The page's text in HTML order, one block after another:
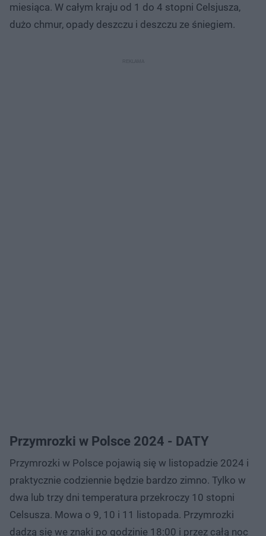
miesiąca. W całym kraju od 1 do 4 stopni Celsjusza,
dużo chmur, opady deszczu i deszczu ze śniegiem.
Przymrozki w Polsce 2024 - DATY
Przymrozki w Polsce pojawią się w listopadzie 2024 i
praktycznie codziennie będzie bardzo zimno. Tylko w
dwa lub trzy dni temperatura przekroczy 10 stopni
Celsusza. Mowa o 9, 10 i 11 listopada. Przymrozki
dadzą się we znaki po godzinie 18:00 i przez całą noc